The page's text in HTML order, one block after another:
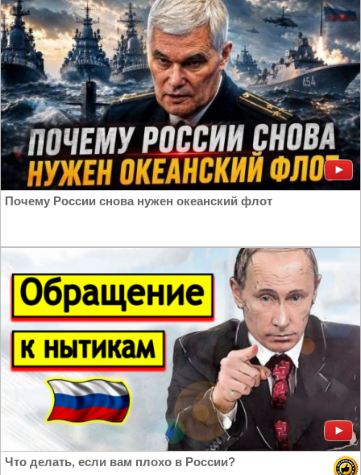
Почему России снова нужен океанский флот
Что делать, если вам плохо в России?